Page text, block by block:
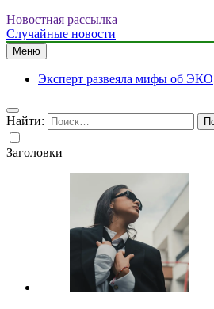
Новостная рассылка
Случайные новости
Меню
Эксперт развеяла мифы об ЭКО
Найти:
Заголовки